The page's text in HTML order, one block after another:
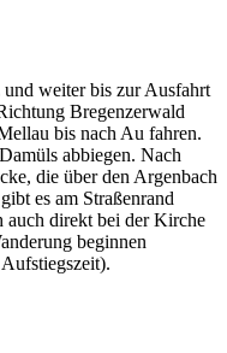
weiter bis zur Ausfahrt
Bregenzerwald
bis nach Au fahren.
abbiegen. Nach
die über den Argenbach
es am Straßenrand
auch direkt bei der Kirche
beginnen